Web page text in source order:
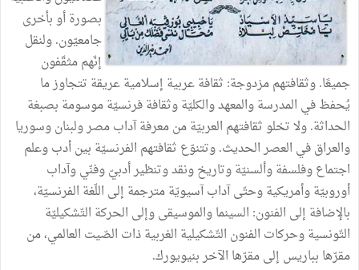
بصورةأوبأخرى
جامعيّون.ولنقل
إنّهممثقّفون
جميعًا.وثقافتهممزدوجة: ثقافةعربية إسلاميةعريقة تتجاوزما
يُحفظفي المدرسةوالمعهدوالكليّةوثقافةفرنسيّةموسومة بصبغة
الحداثة.ولاتخلوثقافتهم العربيّةمنمعرفةآدابمصرولبنانوسوريا
والعراقفي العصرالحديث.وتتنوّع ثقافتهم الفرنسيّة بينأدبوعلم
اجتماعوفلسفةوألسنيّةوتاريخونقدوتنظيرأدبيّوفنّيوآداب
أوروبيّةوأمريكيةوحتّىآدابآسيويّةمترجمة إلى اللّغة الفرنسيّة،
بالإضافة إلى الفنون: السينماوالموسيقىوإلى الحركة التّشكيليّة
التّونسيةوحركات الفنون التّشكيلية الغربيةذات الصّيت العالمي،من
مقرّها بباريس إلىمقرّها الآخربنيويورك.